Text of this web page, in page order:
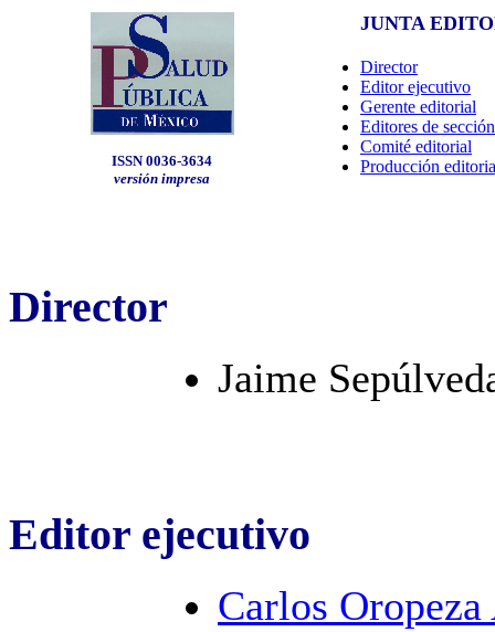
ISSN 0036-3634
versión impresa
JUNTA
Director
Editor ejecutivo
Gerente editorial
Editores de sección
Comité editorial
Producción
Director
Jaime
Editor ejecutivo
Carlos Oropeza